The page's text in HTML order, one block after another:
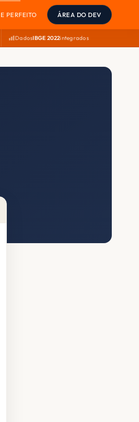
PERFEITO ÁREA DO DEV
DadosIBGE 2022integrados